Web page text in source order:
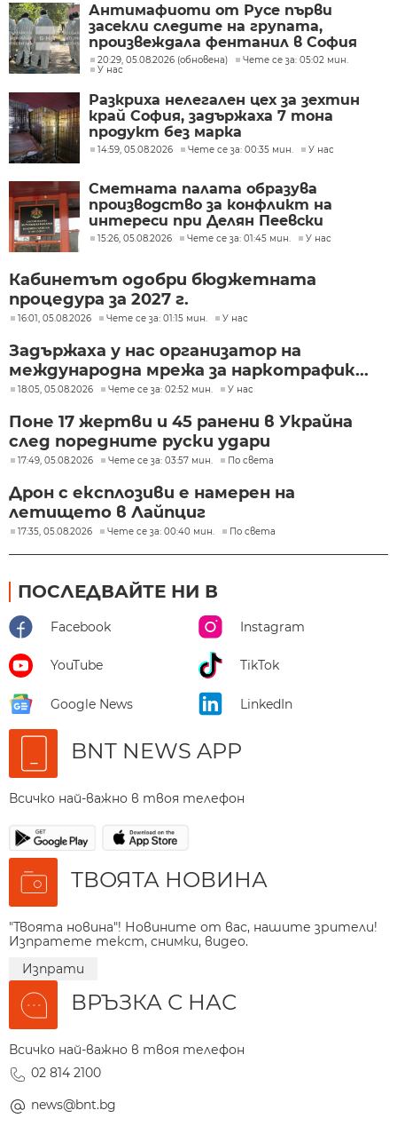
Антимафиоти от Русе първи
засекли следите на групата,
произвеждала фентанил в София
20:29, 05.08.2026 (обновена)
Чете се за: 05:02 мин.
У нас
Разкриха нелегален цех за зехтин
край София, задържаха 7 тона
продукт без марка
14:59, 05.08.2026 Чете се за: 00:35 мин. У нас
Сметната палата образува
производство за конфликт на
интереси при Делян Пеевски
15:26, 05.08.2026 Чете се за: 01:45 мин. У нас
Кабинетът одобри бюджетната
процедура за 2027 г.
16:01, 05.08.2026 Чете се за: 01:15 мин. У нас
Задържаха у нас организатор на
международна мрежа за наркотрафик...
18:05, 05.08.2026 Чете се за: 02:52 мин. У нас
Поне 17 жертви и 45 ранени в Украйна
след поредните руски удари
17:49, 05.08.2026 Чете се за: 03:57 мин. По света
Дрон с експлозиви е намерен на
летището в Лайпциг
17:35, 05.08.2026 Чете се за: 00:40 мин. По света
ПОСЛЕДВАЙТЕ НИ В
Facebook Instagram
YouTube TikTok
Google News LinkedIn
BNT NEWS APP
Всичко най-важно в твоя телефон
ТВОЯТА НОВИНА
"Твоята новина"! Новините от вас, нашите зрители!
Изпратете текст, снимки, видео.
Изпрати
ВРЪЗКА С НАС
Всичко най-важно в твоя телефон
02 814 2100
news@bnt.bg